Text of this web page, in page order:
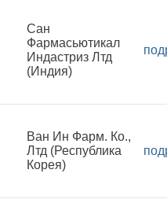
Сан
Фармасьютикал
Индастриз Лтд
(Индия)
Ван Ин Фарм. Ко.,
Лтд (Республика
Корея)